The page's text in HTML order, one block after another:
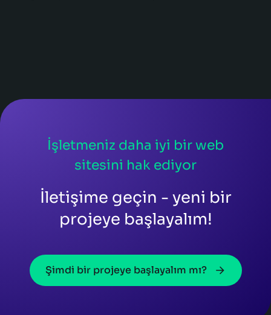
İşletmeniz daha iyi bir web
sitesini hak ediyor
İletişime geçin - yeni bir
projeye başlayalım!
Şimdi bir projeye başlayalım mı?